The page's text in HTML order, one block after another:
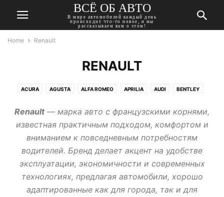
ВСЁ ОБ АВТО
В мире автомобилей каждый день
происходит что-то новое, и мы
рассказываем вам о этом!
Home Renault
RENAULT
ACURA AGUSTA ALFA ROMEO APRILIA AUDI BENTLEY
CITROEN DACIA DAEWOO DAIHATSU DATSUN DODGE
DONGFENG DUCATI FIAT FORD GEELY GMC
HARLEY-DAVIDSON HAVAL HONDA HUMMER HYUNDAI
INFINITI ISUZU JAGUAR JEEP KAWASAKI KIA LADA
LANCIA LAND ROVER LEXUS MASERATI MAZDA MERCEDES
MINI MITSUBISHI MOSKVICH NISSAN OPEL PEUGEOT
PONTIAC PORSCHE RENAULT ROVER SAAB SEAT SKODA
Renault— марка авто с французскими корнями,
известная практичным подходом, комфортом и
вниманием к повседневным потребностям
водителей. Бренд делает акцент на удобстве
эксплуатации, экономичности и современных
технологиях, предлагая автомобили, хорошо
адаптированные как для города, так и для